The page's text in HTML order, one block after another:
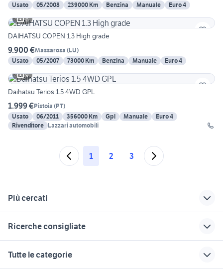
Usato
05/2008 239000 Km Benzina Manuale
Euro 4
6
DAIHATSU COPEN 1.3 High grade
9.900 €Massarosa (LU)
Usato
05/2007 73000 Km Benzina Manuale
Euro 4
9
Daihatsu Terios 1.5 4WD GPL
1.999 €Pistoia (PT)
Usato
06/2011 356000 Km Gpl Manuale
Euro 4
Rivenditore Lazzari automobili
1 2 3
Più cercati
volkswagen Empoli
Ricerche consigliate
affitto case vacanza appartamenti
Aosta
Tutte le categorie